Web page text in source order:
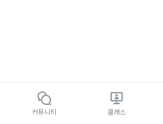
커뮤니티 클래스